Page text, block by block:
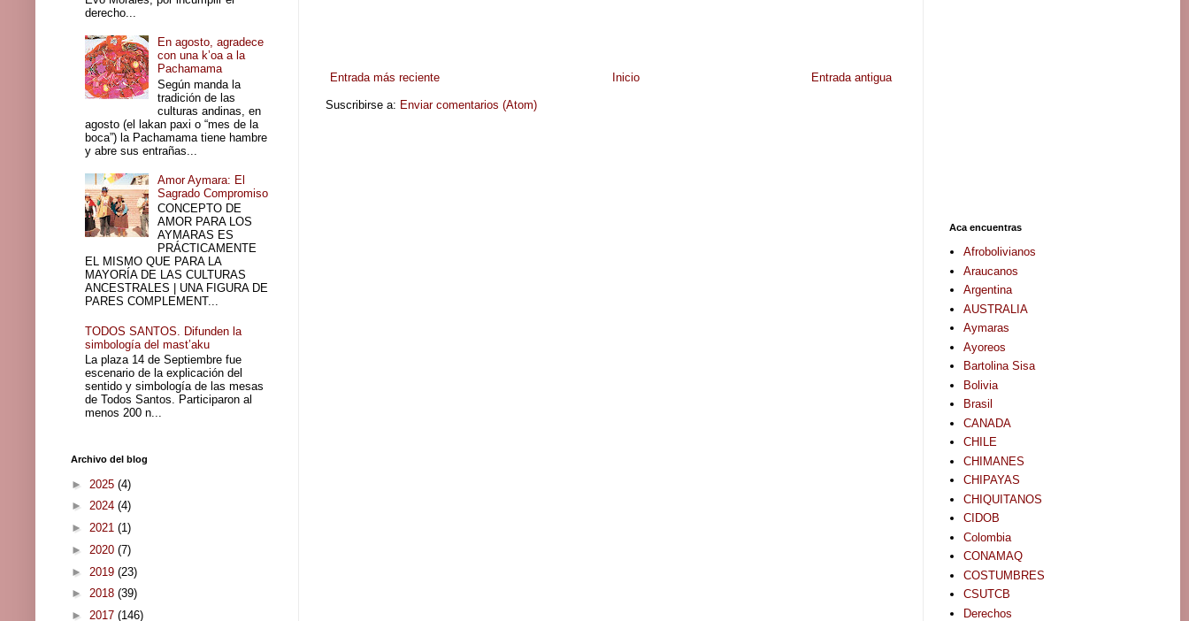
Entrada más reciente Entrada antigua
Inicio
Suscribirse a: Enviar comentarios (Atom)
derecho...
En agosto, agradece
con una k’oa a la
Pachamama
Según manda la
tradición de las
culturas andinas, en
agosto (el lakan paxi o “mes de la
boca”) la Pachamama tiene hambre
y abre sus entrañas...
Amor Aymara: El
Sagrado Compromiso
CONCEPTO DE
AMOR PARA LOS
AYMARAS ES
PRÁCTICAMENTE
EL MISMO QUE PARA LA
MAYORÍA DE LAS CULTURAS
ANCESTRALES | UNA FIGURA DE
PARES COMPLEMENT...
TODOS SANTOS. Difunden la
simbología del mast’aku
La plaza 14 de Septiembre fue
escenario de la explicación del
sentido y simbología de las mesas
de Todos Santos. Participaron al
menos 200 n...
Archivo del blog
► 2025 (4)
► 2024 (4)
► 2021 (1)
► 2020 (7)
► 2019 (23)
► 2018 (39)
► 2017 (146)
Aca encuentras
Afrobolivianos
Araucanos
Argentina
AUSTRALIA
Aymaras
Ayoreos
Bartolina Sisa
Bolivia
Brasil
CANADA
CHILE
CHIMANES
CHIPAYAS
CHIQUITANOS
CIDOB
Colombia
CONAMAQ
COSTUMBRES
CSUTCB
Derechos